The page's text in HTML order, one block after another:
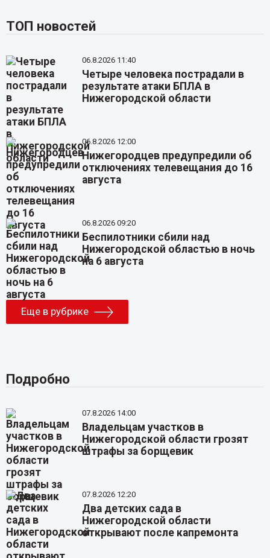
ТОП новостей
06.8.2026 11:40
Четыре человека пострадали в
результате атаки БПЛА в
Нижегородской области
06.8.2026 12:00
Нижегородцев предупредили об
отключениях телевещания до 16
августа
06.8.2026 09:20
Беспилотники сбили над
Нижегородской областью в ночь
на 6 августа
Еще в рубрике
Подробно
07.8.2026 14:00
Владельцам участков в
Нижегородской области грозят
штрафы за борщевик
07.8.2026 12:20
Два детских сада в
Нижегородской области
открывают после капремонта